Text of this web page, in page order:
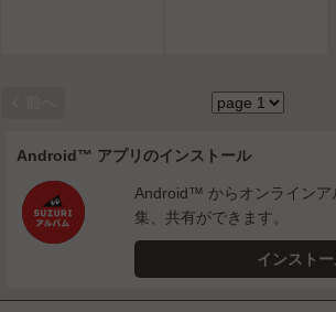
Android™ アプリのインストール
Android™ からオンラインア
集、共有ができます。
インスト